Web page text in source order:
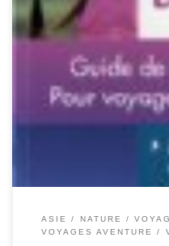
qui connait très bien la
l’interview, mais j’espère
vous pouvez apprendre un
mon amie: « Mongol […]
ASIE NATURE
VOYAGES AVENTURE